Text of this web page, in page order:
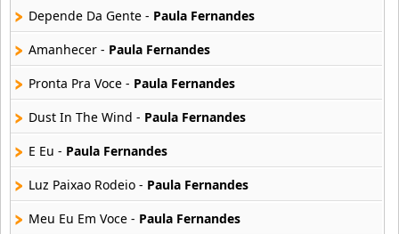
Israel Lucero
14 músicas online
Joao Lucas e Marcelo
15 músicas online
Jorge e Mateus
21 músicas online
Juliana Lunardelli
15 músicas online
Depende Da Gente - Paula Fernandes
Amanhecer - Paula Fernandes
Pronta Pra Voce - Paula Fernandes
Dust In The Wind - Paula Fernandes
E Eu - Paula Fernandes
Luz Paixao Rodeio - Paula Fernandes
Meu Eu Em Voce - Paula Fernandes